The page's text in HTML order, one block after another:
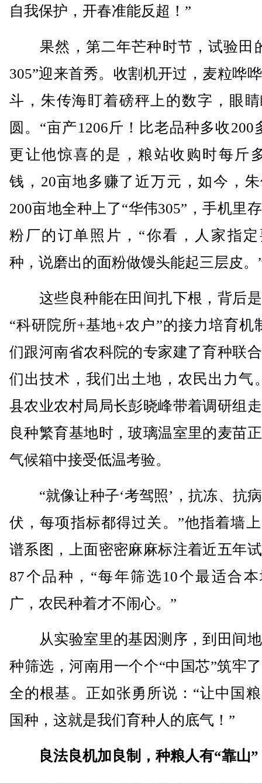
自我保护，开春准能反超！”
果然，第二年芒种时节，试验田
305”迎来首秀。收割机开过，麦粒哗
斗，朱传海盯着磅秤上的数字，眼
圆。“亩产1206斤！比老品种多收200
更让他惊喜的是，粮站收购时每斤
钱，20亩地多赚了近万元，如今，
200亩地全种上了“华伟305”，手机里
粉厂的订单照片，“你看，人家指
种，说磨出的面粉做馒头能起三层皮。
这些良种能在田间扎下根，背后
“科研院所+基地+农户”的接力培育机
们跟河南省农科院的专家建了育种联
们出技术，我们出土地，农民出力气
县农业农村局局长彭晓峰带着调研组
良种繁育基地时，玻璃温室里的麦苗
气候箱中接受低温考验。
“就像让种子‘考驾照’，抗冻、抗
伏，每项指标都得过关。”他指着墙
谱系图，上面密密麻麻标注着近五年
87个品种，“每年筛选10个最适合
广，农民种着才不闹心。”
从实验室里的基因测序，到田间
种筛选，河南用一个个“中国芯”筑牢
全的根基。正如张勇所说：“让中国
国种，这就是我们育种人的底气！”
良法良机加良制，种粮人有“靠山”